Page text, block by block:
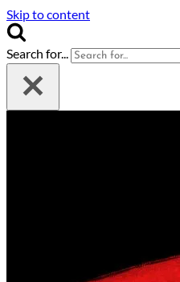
Skip to content
Search for...